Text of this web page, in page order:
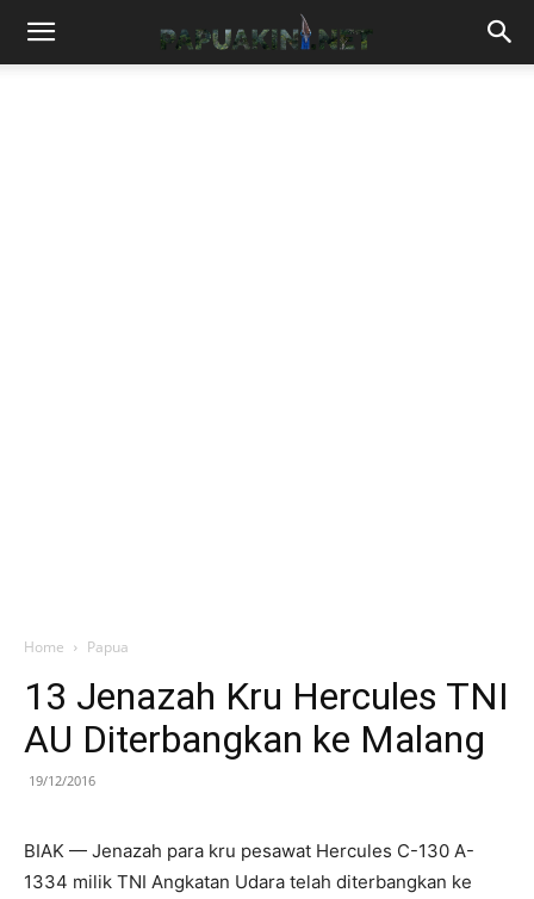
Home Papua
13 Jenazah Kru Hercules TNI
AU Diterbangkan ke Malang
19/12/2016
BIAK — Jenazah para kru pesawat Hercules C-130 A-
1334 milik TNI Angkatan Udara telah diterbangkan ke